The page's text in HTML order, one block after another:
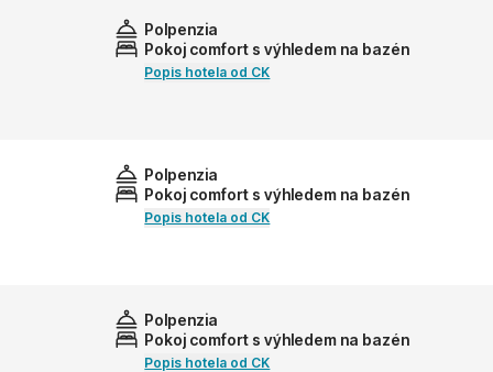
Polpenzia
Pokoj comfort s výhledem na bazén
Popis hotela od CK
Polpenzia
Pokoj comfort s výhledem na bazén
Popis hotela od CK
Polpenzia
Pokoj comfort s výhledem na bazén
Popis hotela od CK